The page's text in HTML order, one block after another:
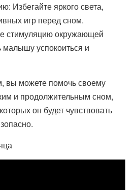
Избегайте яркого света,
игр перед сном.
стимуляцию окружающей
успокоиться и
вы можете помочь своему
и продолжительным сном,
он будет чувствовать